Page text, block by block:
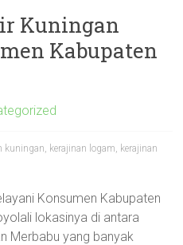
Kuningan
Kabupaten
kuningan, kerajinan logam, kerajinan
Konsumen Kabupaten
lokasinya di antara
Merbabu yang banyak